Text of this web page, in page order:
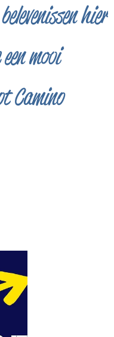
hier
mooi
Camino